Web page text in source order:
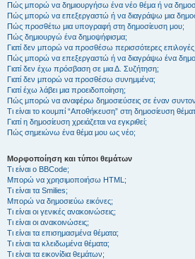
Πώς μπορώ να δημιουργήσω ένα νέο θέμα ή να
Πώς μπορώ να επεξεργαστώ ή να διαγράψω μια
Πώς προσθέτω μια υπογραφή στη δημοσίευση μου;
Πώς δημιουργώ ένα δημοψήφισμα;
Γιατί δεν μπορώ να προσθέσω περισσότερες
Πώς μπορώ να επεξεργαστώ ή να διαγράψω ένα
Γιατί δεν έχω πρόσβαση σε μια Δ. Συζήτηση;
Γιατί δεν μπορώ να προσθέσω συνημμένα;
Γιατί έχω λάβει μια προειδοποίηση;
Πώς μπορώ να αναφέρω δημοσιεύσεις σε έναν
Τι είναι το κουμπί “Αποθήκευση” στη δημοσίευση
Γιατί η δημοσίευση χρειάζεται να εγκριθεί;
Πώς σημειώνω ένα θέμα μου ως νέο;
Μορφοποίηση και τύποι θεμάτων
Τι είναι ο BBCode;
Μπορώ να χρησιμοποιήσω HTML;
Τι είναι τα Smilies;
Μπορώ να δημοσιεύω εικόνες;
Τι είναι οι γενικές ανακοινώσεις;
Τι είναι οι ανακοινώσεις;
Τι είναι τα επισημασμένα θέματα;
Τι είναι τα κλειδωμένα θέματα;
Τι είναι τα εικονίδια θεμάτων;